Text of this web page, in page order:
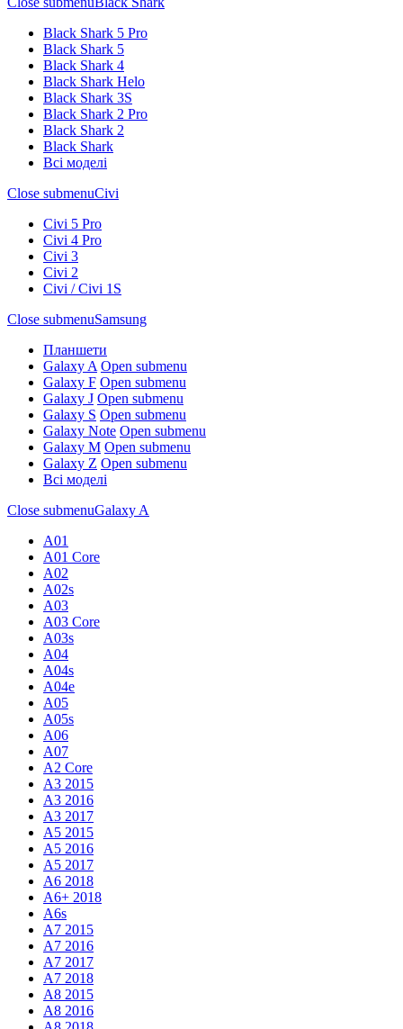
Black Shark 5 Pro
Black Shark 5
Black Shark 4
Black Shark Helo
Black Shark 3S
Black Shark 2 Pro
Black Shark 2
Black Shark
Всі моделі
Close submenuCivi
Civi 5 Pro
Civi 4 Pro
Civi 3
Civi 2
Civi / Civi 1S
Close submenuSamsung
Планшети
Galaxy A Open submenu
Galaxy F Open submenu
Galaxy J Open submenu
Galaxy S Open submenu
Galaxy Note Open submenu
Galaxy M Open submenu
Galaxy Z Open submenu
Всі моделі
Close submenuGalaxy A
A01
A01 Core
A02
A02s
A03
A03 Core
A03s
A04
A04s
A04e
A05
A05s
A06
A07
A2 Core
A3 2015
A3 2016
A3 2017
A5 2015
A5 2016
A5 2017
A6 2018
A6+ 2018
A6s
A7 2015
A7 2016
A7 2017
A7 2018
A8 2015
A8 2016